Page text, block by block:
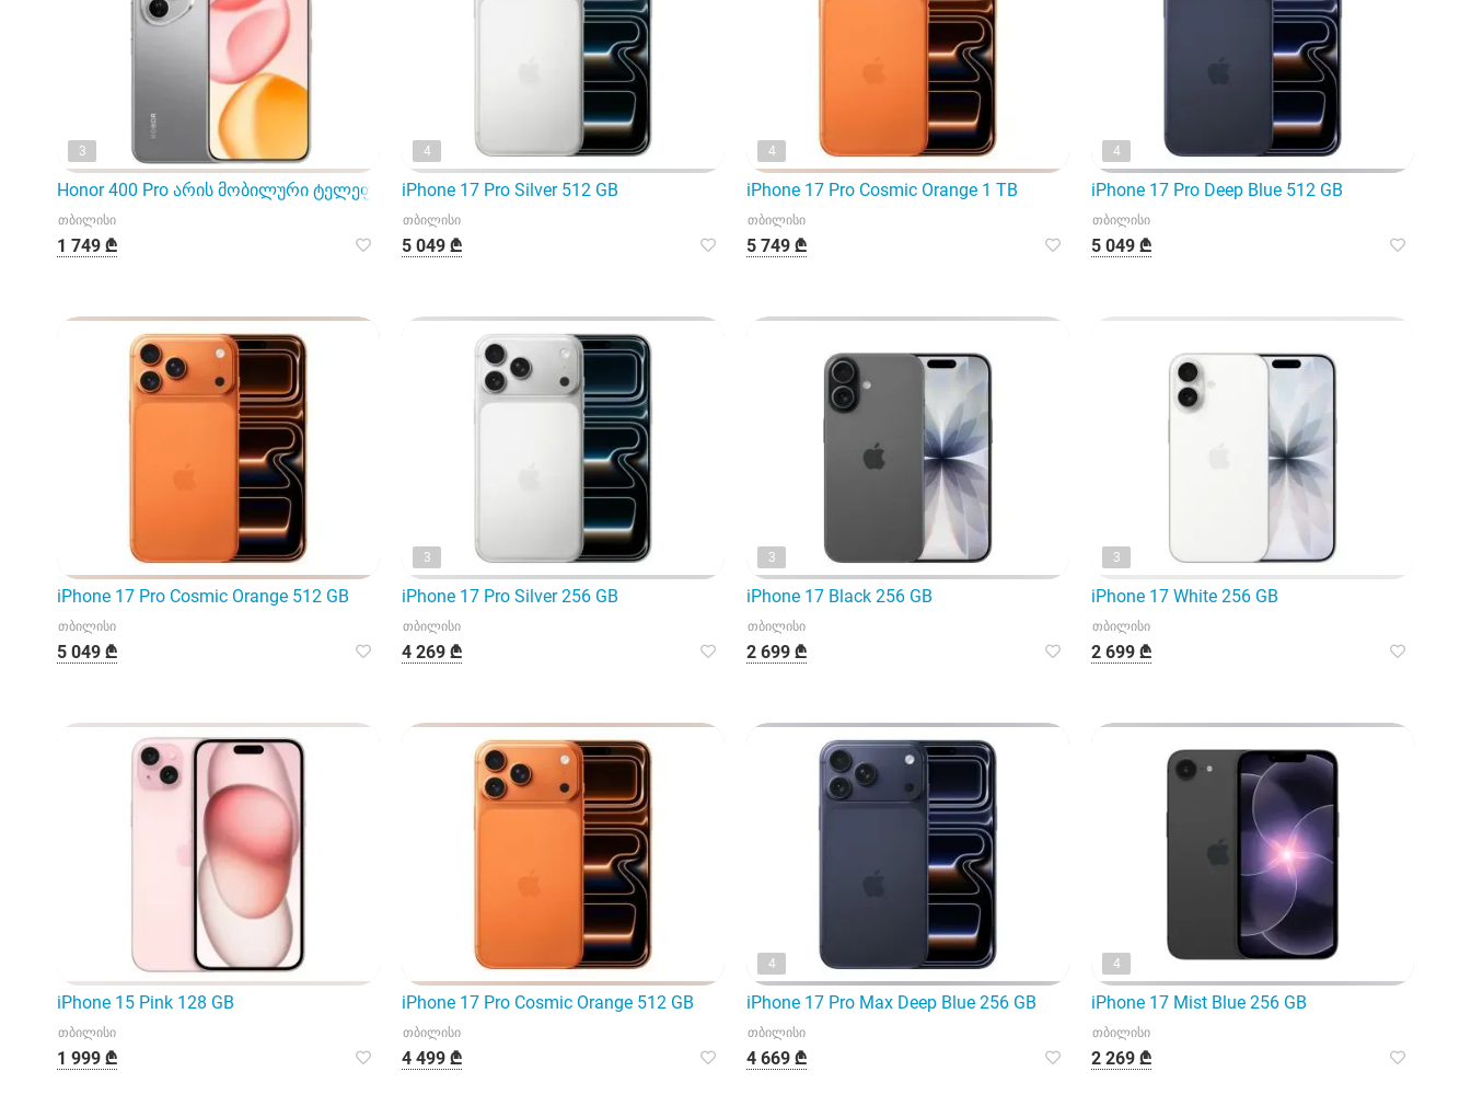
3
Honor 400 Pro არის მობილური ტელეფონი
თბილისი
1 749 ₾
4
iPhone 17 Pro Silver 512 GB
თბილისი
5 049 ₾
4
iPhone 17 Pro Cosmic Orange 1 TB
თბილისი
5 749 ₾
4
iPhone 17 Pro Deep Blue 512 GB
თბილისი
5 049 ₾
iPhone 17 Pro Cosmic Orange 512 GB
თბილისი
5 049 ₾
3
iPhone 17 Pro Silver 256 GB
თბილისი
4 269 ₾
3
iPhone 17 Black 256 GB
თბილისი
2 699 ₾
3
iPhone 17 White 256 GB
თბილისი
2 699 ₾
iPhone 15 Pink 128 GB
თბილისი
1 999 ₾
iPhone 17 Pro Cosmic Orange 512 GB
თბილისი
4 499 ₾
4
iPhone 17 Pro Max Deep Blue 256 GB
თბილისი
4 669 ₾
4
iPhone 17 Mist Blue 256 GB
თბილისი
2 269 ₾